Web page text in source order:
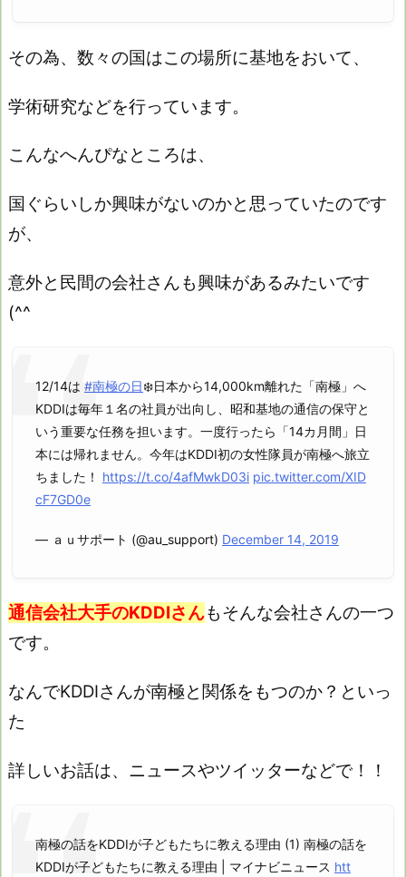
その為、数々の国はこの場所に基地をおいて、
学術研究などを行っています。
こんなへんぴなところは、
国ぐらいしか興味がないのかと思っていたのです
が、
意外と民間の会社さんも興味があるみたいです
(^^ゞ
12/14は #南極の日❄️日本から14,000km離れた「南極」へ
KDDIは毎年１名の社員が出向し、昭和基地の通信の保守と
いう重要な任務を担います。一度行ったら「14カ月間」日
本には帰れません。今年はKDDI初の女性隊員が南極へ旅立
ちました！ https://t.co/4afMwkD03i pic.twitter.com/XID
cF7GD0e
— ａｕサポート (@au_support) December 14, 2019
通信会社大手のKDDIさんもそんな会社さんの一つ
です。
なんでKDDIさんが南極と関係をもつのか？といっ
た
詳しいお話は、ニュースやツイッターなどで！！
南極の話をKDDIが子どもたちに教える理由 (1) 南極の話を
KDDIが子どもたちに教える理由 | マイナビニュース htt